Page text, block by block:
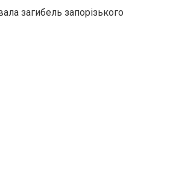
загибель запорізького